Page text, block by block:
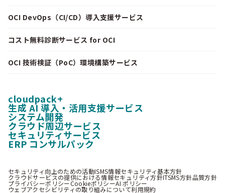
OCI DevOps（CI/CD）導入支援サービス
コスト無料診断サービス for OCI
OCI 技術検証（PoC）環境構築サービス
cloudpack+
生成 AI 導入・活用支援サービス
システム開発
クラウド周辺サービス
セキュリティサービス
ERP コンサルパック
セキュリティ向上のための活動ISMS情報セキュリティ基本方針
クラウドサービスの提供における情報セキュリティ方針ITSMS方針品質方針
プライバシーポリシーCookieポリシーAI ポリシー
ウェブアクセシビリティの取り組みについて利用規約